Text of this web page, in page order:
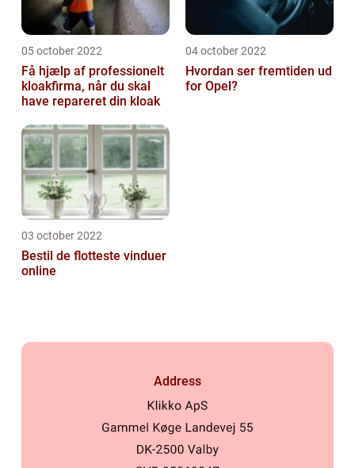
05 october 2022
Få hjælp af professionelt
kloakfirma, når du skal
have repareret din kloak
04 october 2022
Hvordan ser fremtiden ud
for Opel?
03 october 2022
Bestil de flotteste vinduer
online
Address